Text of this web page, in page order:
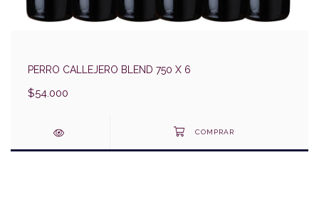
PERRO CALLEJERO BLEND 750 X 6
$54.000